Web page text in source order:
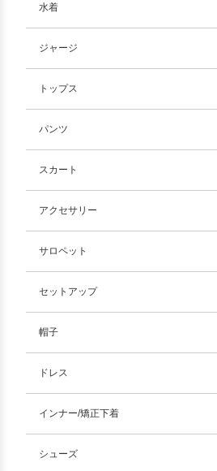
水着
ジャージ
トップス
パンツ
スカート
アクセサリー
サロペット
セットアップ
帽子
ドレス
インナー/矯正下着
シューズ